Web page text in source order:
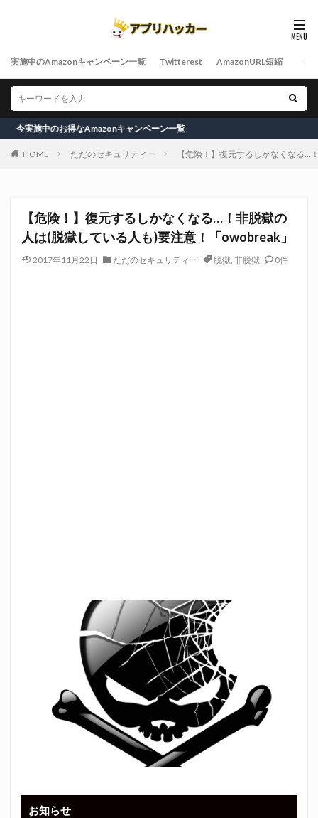
実施中のAmazonキャンペーン一覧 Twitterest AmazonURL短縮
お得なAmazonキャンペーン一覧
HOME ただのセキュリティー 【危険！】復元するしかなくなる
【危険！】復元するしかなくなる…！非脱獄の
人は(脱獄している人も)要注意！「owobreak」
2017年11月22日 ただのセキュリティー 脱獄, 非脱獄 0件
お知らせ